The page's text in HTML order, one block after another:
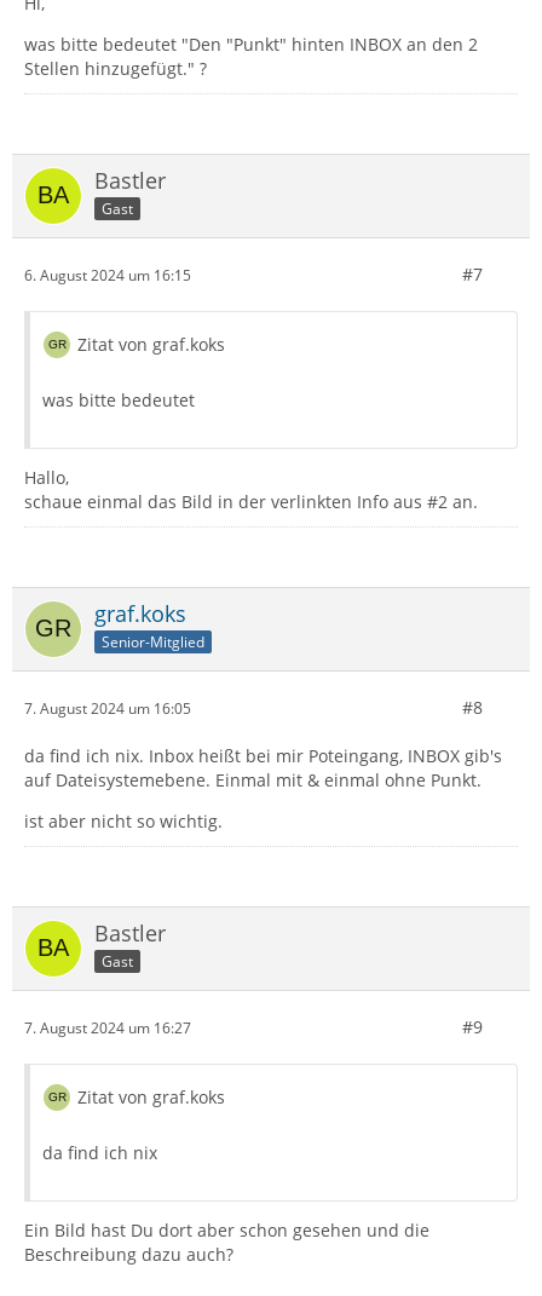
was bitte bedeutet "Den "Punkt" hinten INBOX an den 2
Stellen hinzugefügt." ?
Bastler
Gast
6. August 2024 um 16:15 #7
Zitat von graf.koks
was bitte bedeutet
Hallo,
schaue einmal das Bild in der verlinkten Info aus #2 an.
graf.koks
Senior-Mitglied
7. August 2024 um 16:05 #8
da find ich nix. Inbox heißt bei mir Poteingang, INBOX gib's
auf Dateisystemebene. Einmal mit & einmal ohne Punkt.
ist aber nicht so wichtig.
Bastler
Gast
7. August 2024 um 16:27 #9
Zitat von graf.koks
da find ich nix
Ein Bild hast Du dort aber schon gesehen und die
Beschreibung dazu auch?